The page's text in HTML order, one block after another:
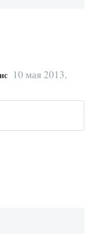
10 мая 2013,